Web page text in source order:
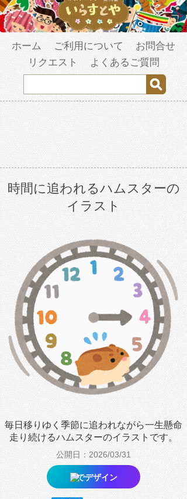
ホーム ご利用について
お問合せ
リクエスト
よくあるご質問
時間に追われるハムスターの
イラスト
毎日移りゆく季節に追われながら一生懸命
走り続けるハムスターのイラストです。
公開日：2026/03/31
でデザイン